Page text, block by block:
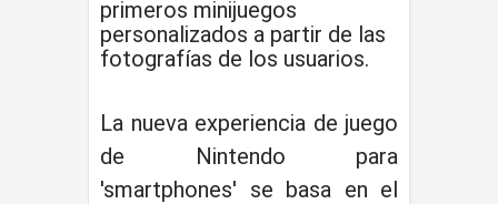
primeros minijuegos
personalizados a partir de las
fotografías de los usuarios.
La nueva experiencia de juego
de Nintendo para
'smartphones' se basa en el